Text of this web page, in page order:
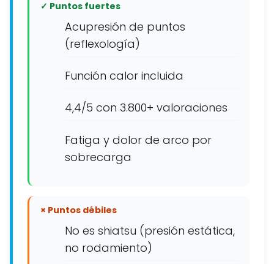
✓ Puntos fuertes
Acupresión de puntos
(reflexología)
Función calor incluida
4,4/5 con 3.800+ valoraciones
Fatiga y dolor de arco por
sobrecarga
× Puntos débiles
No es shiatsu (presión estática,
no rodamiento)